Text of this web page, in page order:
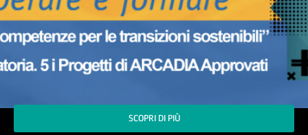
SCOPRI DI PIÙ